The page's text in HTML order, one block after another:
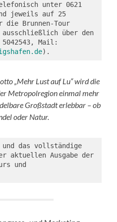
unter 0621
jeweils auf 25
die Brunnen-Tour
über den
).
„Mehr Lust auf Lu“ wird die
Metropolregion einmal mehr
Großstadt erlebbar – ob
oder Natur.
das vollständige
aktuellen Ausgabe der
und